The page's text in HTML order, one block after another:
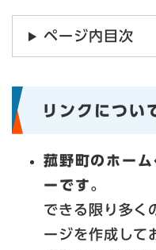
ページ内目次
リンクについ
菰野町のホー
ーです。
できる限り多く
ージを作成して